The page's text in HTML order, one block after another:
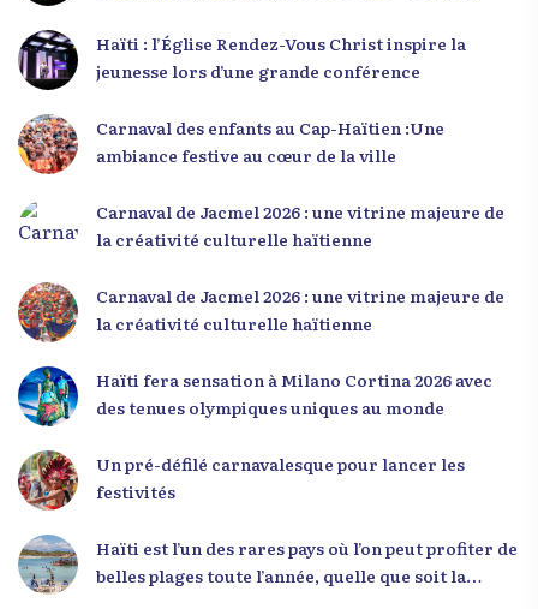
dans ses locaux à Delmas 75 pour une conférence
placée sous le thème « Menm Ou Menm Tou ».
occasion unique de se rencontrer, d’échanger et
d’écouter des interventions motivantes centrées
citoyen. Des messages forts pour la jeunesse Lors
de sa première intervention, intitulée « Jenès la
croire en leur potentiel et à rejeter toute forme
de fatalisme. Il a particulièrement insisté sur
pouvons pas résoudre un problème avec la
mentalité qui l’a créé. » Il a encouragé la jeunesse
sur la discipline, l’excellence et la responsabilité.
Le révérend a également rappelé que la jeunesse
du pays, et qu’un engagement structuré de
seulement 4 % d’entre eux pourrait modifier
Haïti : l’Église Rendez-Vous Christ inspire la
jeunesse lors d’une grande conférence
Carnaval des enfants au Cap-Haïtien :Une
ambiance festive au cœur de la ville
Carnaval de Jacmel 2026 : une vitrine majeure de
la créativité culturelle haïtienne
Carnaval de Jacmel 2026 : une vitrine majeure de
la créativité culturelle haïtienne
Haïti fera sensation à Milano Cortina 2026 avec
des tenues olympiques uniques au monde
Un pré-défilé carnavalesque pour lancer les
festivités
Haïti est l’un des rares pays où l’on peut profiter de
belles plages toute l’année, quelle que soit la